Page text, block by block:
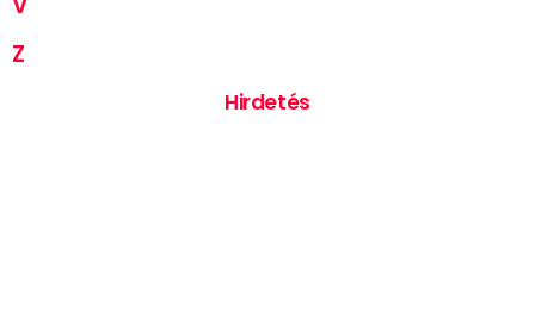
Z
Hirdetés